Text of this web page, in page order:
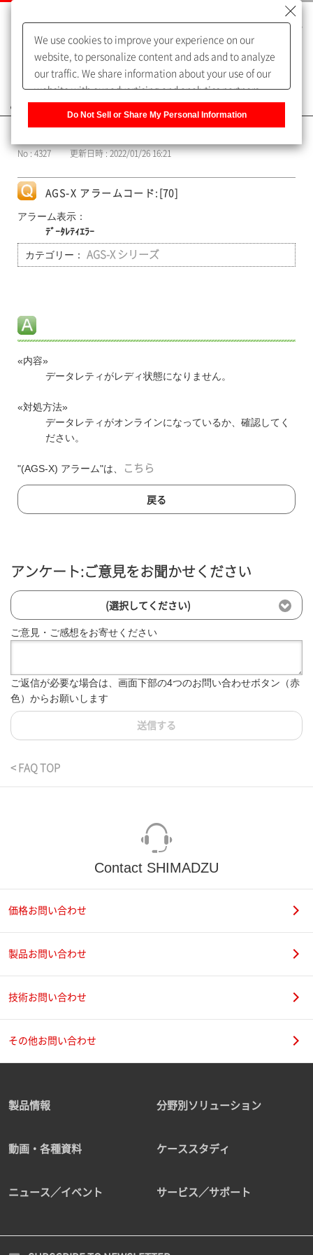
よくあるご質問（FAQ）
No : 4327 更新日時 : 2022/01/26 16:21
AGS-X アラームコード:[70]
アラーム表示：
ﾃﾞｰﾀﾚﾃｨｴﾗｰ
カテゴリー： AGS-X シリーズ
«内容»
データレティがレディ状態になりません。
«対処方法»
データレティがオンラインになっているか、確認してく
ださい。
"(AGS-X) アラーム"は、 こちら
戻る
アンケート:ご意見をお聞かせください
(選択してください)
ご意見・ご感想をお寄せください
ご返信が必要な場合は、画面下部の4つのお問い合わせボタン（赤
色）からお願いします
送信する
< FAQ TOP
Contact SHIMADZU
価格お問い合わせ
製品お問い合わせ
技術お問い合わせ
その他お問い合わせ
製品情報 分野別ソリューション
動画・各種資料 ケーススタディ
ニュース／イベント サービス／サポート
We use cookies to improve your experience on our
website, to personalize content and ads and to analyze
our traffic. We share information about your use of our
website with our advertising and analytics partners,
of our sharing information about you with our partners.
Information] to customize your cookie settings on our
Do Not Sell or Share My Personal Information